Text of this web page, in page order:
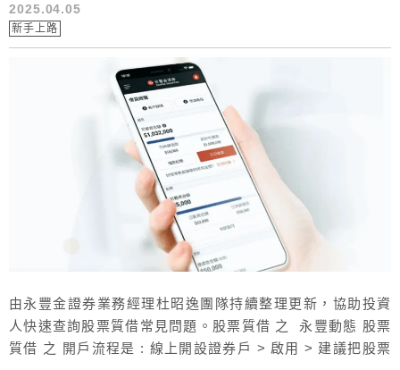
2025.04.05
新手上路
由永豐金證券業務經理杜昭逸團隊持續整理更新，協助投資
人快速查詢股票質借常見問題。股票質借 之 永豐動態 股票
質借 之 開戶流程是 : 線上開設證券戶 > 啟用 > 建議把股票